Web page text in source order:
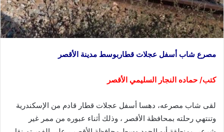
مصرع شاب أسفل عجلات قطاربوسط مدينة الأقصر
كتب/ حماده النجار السليمي الأقصر
لقى شاب مصرعه، دهسا أسفل عجلات قطار قادم من الإسكندرية
وتنتهي رحلته بمحافظة الأقصر ، وذلك أثناء عبوره من ممر غير